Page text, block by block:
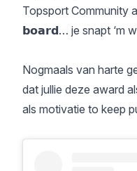
Topsport
𝗯𝗼𝗮𝗿𝗱… je snapt ‘m
Nogmaals van harte
dat jullie deze award
als motivatie to keep